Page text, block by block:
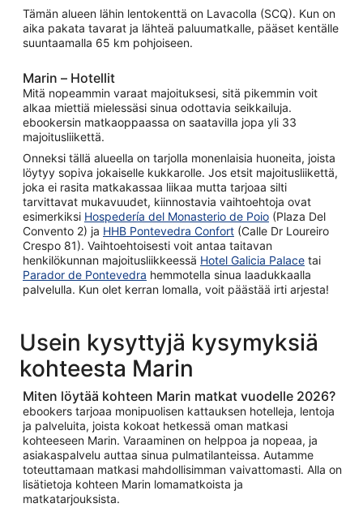
Tämän alueen lähin lentokenttä on Lavacolla (SCQ). Kun on
aika pakata tavarat ja lähteä paluumatkalle, pääset kentälle
suuntaamalla 65 km pohjoiseen.
Marin – Hotellit
Mitä nopeammin varaat majoituksesi, sitä pikemmin voit
alkaa miettiä mielessäsi sinua odottavia seikkailuja.
ebookersin matkaoppaassa on saatavilla jopa yli 33
majoitusliikettä.
Onneksi tällä alueella on tarjolla monenlaisia huoneita, joista
löytyy sopiva jokaiselle kukkarolle. Jos etsit majoitusliikettä,
joka ei rasita matkakassaa liikaa mutta tarjoaa silti
tarvittavat mukavuudet, kiinnostavia vaihtoehtoja ovat
esimerkiksi Hospedería del Monasterio de Poio (Plaza Del
Convento 2) ja HHB Pontevedra Confort (Calle Dr Loureiro
Crespo 81). Vaihtoehtoisesti voit antaa taitavan
henkilökunnan majoitusliikkeessä Hotel Galicia Palace tai
Parador de Pontevedra hemmotella sinua laadukkaalla
palvelulla. Kun olet kerran lomalla, voit päästää irti arjesta!
Usein kysyttyjä kysymyksiä
kohteesta Marin
Miten löytää kohteen Marin matkat vuodelle 2026?
ebookers tarjoaa monipuolisen kattauksen hotelleja, lentoja
ja palveluita, joista kokoat hetkessä oman matkasi
kohteeseen Marin. Varaaminen on helppoa ja nopeaa, ja
asiakaspalvelu auttaa sinua pulmatilanteissa. Autamme
toteuttamaan matkasi mahdollisimman vaivattomasti. Alla on
lisätietoja kohteen Marin lomamatkoista ja
matkatarjouksista.